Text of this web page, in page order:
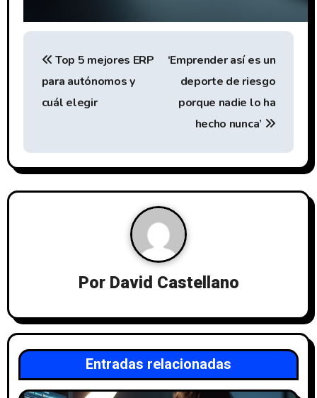
N
g
a
d
e
Top 5 mejores ERP
para autónomos y
cuál elegir
‘Emprender así es un
deporte de riesgo
porque nadie lo ha
hecho nunca’
Por David Castellano
Entradas relacionadas